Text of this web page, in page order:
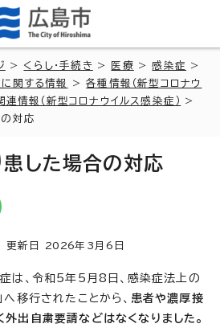
> くらし・手続き > 医療 >感染症
>
関する情報
>各種情報（新型コロナウ
連情報（新型コロナウイルス感染症）
>
対応
患した場合の対応
新日 2026年3月6日
は、令和5年5月8日、感染症法上の
移行されたことから、 患者や濃厚接
外出自粛要請などはなくなりました。